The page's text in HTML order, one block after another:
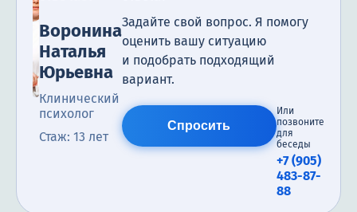
Воронина
Наталья
Юрьевна
Клинический
психолог
Стаж: 13 лет
Задайте свой вопрос. Я помогу
оценить вашу ситуацию
и подобрать подходящий
вариант.
Спросить
Или
позвоните
для
беседы
+7 (905)
483-87-
88